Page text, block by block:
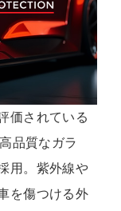
価されている
品質なガラ
用。紫外線や
を傷つける外